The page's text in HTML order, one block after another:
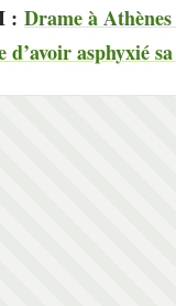
: Drame à
d’avoir asphyxié